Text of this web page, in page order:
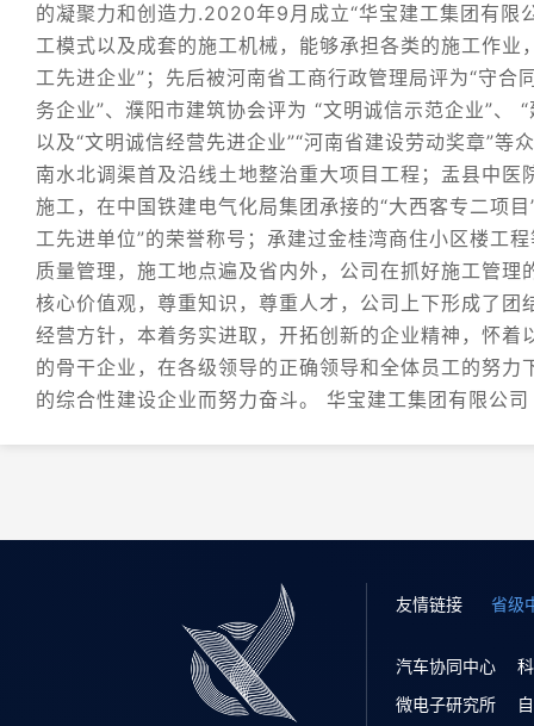
的凝聚力和创造力.2020年9月成立“华宝建工集团有限
工模式以及成套的施工机械，能够承担各类的施工作
工先进企业”；先后被河南省工商行政管理局评为“守合
务企业”、濮阳市建筑协会评为 “文明诚信示范企业”、
以及“文明诚信经营先进企业”“河南省建设劳动奖章”
南水北调渠首及沿线土地整治重大项目工程；盂县中
施工，在中国铁建电气化局集团承接的“大西客专二项
工先进单位”的荣誉称号；承建过金桂湾商住小区楼工
质量管理，施工地点遍及省内外，公司在抓好施工管
核心价值观，尊重知识，尊重人才，公司上下形成了
经营方针，本着务实进取，开拓创新的企业精神，怀
的骨干企业，在各级领导的正确领导和全体员工的努
的综合性建设企业而努力奋斗。 华宝建工集团有限公司
友情链接 省级
汽车协同中心
微电子研究所